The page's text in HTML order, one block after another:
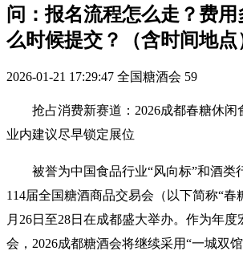
问：报名流程怎么走？费
么时候提交？（含时间地点
2026-01-21 17:29:47 全国糖酒会 59
抢占消费新赛道：2026成都春糖休闲
业内建议尽早锁定展位
被誉为中国食品行业“风向标”和酒类
114届全国糖酒商品交易会 （以下简称“
月26日至28日在成都盛大举办。作为年度
会，2026成都糖酒会将继续采用“一城双